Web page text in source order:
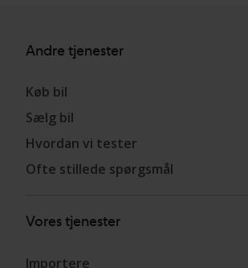
Andre tjenester
Køb bil
Sælg bil
Hvordan vi tester
Ofte stillede spørgsmål
Vores tjenester
Importere